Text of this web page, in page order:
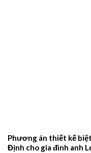
Phương án thiết kế
Định cho gia đình anh